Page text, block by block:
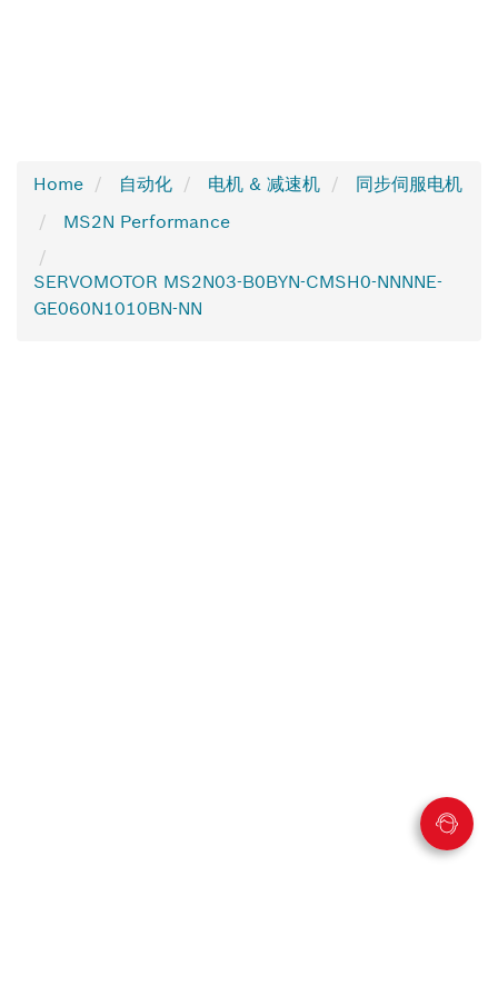
Home 自动化 电机 & 减速机
同步伺服电机
MS2N Performance
SERVOMOTOR MS2N03-B0BYN-CMSH0-NNNNE-
GE060N1010BN-NN